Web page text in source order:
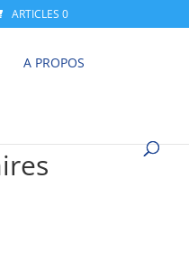
ARTICLES 0
A PROPOS